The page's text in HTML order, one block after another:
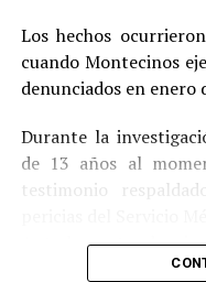
Los hechos
cuando Montecinos
denunciados en enero
Durante la
de 13 años al
testimonio
Ante la contundencia
aceptó los cargos